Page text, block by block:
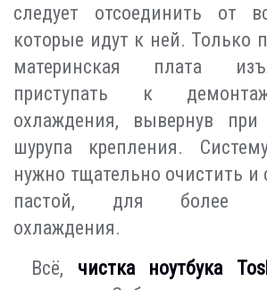
следует отсоединить от
которые идут к ней. Только
материнская плата
приступать к
охлаждения, вывернув
шурупа крепления.
нужно тщательно очистить и
пастой, для более
охлаждения.
Всё, чистка ноутбука